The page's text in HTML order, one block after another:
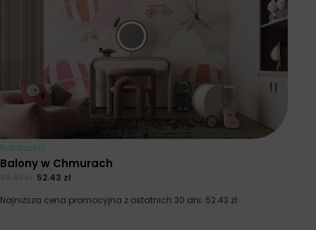
Fototapety
Balony w Chmurach
52.43 zł
Najniższa cena promocyjna z ostatnich 30 dni: 52.43 zł.